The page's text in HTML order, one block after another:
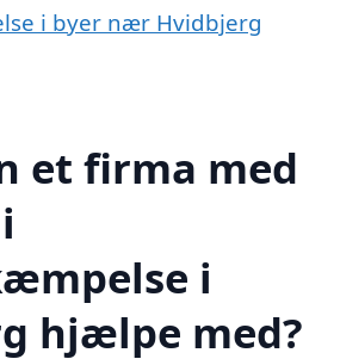
i byer nær Hvidbjerg
et firma med
i
hjælpe med?